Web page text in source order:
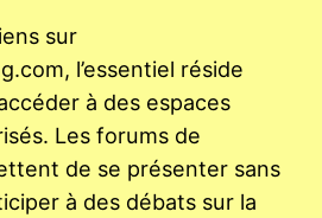
sur
l’essentiel réside
à des espaces
Les forums de
de se présenter sans
à des débats sur la